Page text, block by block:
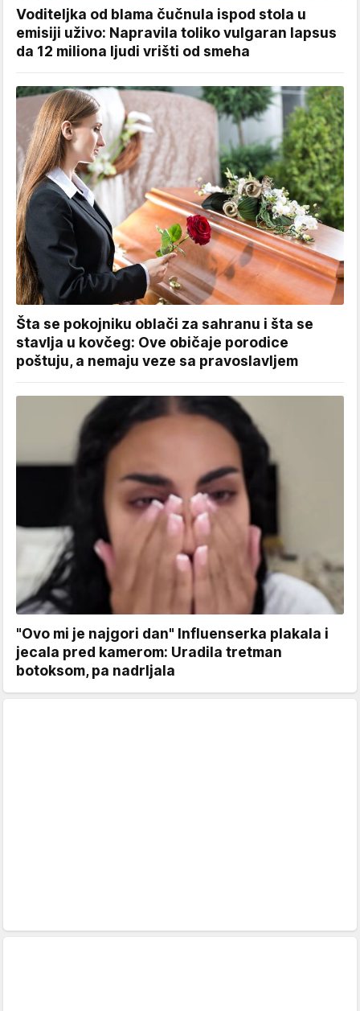
Voditeljka od blama čučnula ispod stola u
emisiji uživo: Napravila toliko vulgaran lapsus
da 12 miliona ljudi vrišti od smeha
Šta se pokojniku oblači za sahranu i šta se
stavlja u kovčeg: Ove običaje porodice
poštuju, a nemaju veze sa pravoslavljem
"Ovo mi je najgori dan" Influenserka plakala i
jecala pred kamerom: Uradila tretman
botoksom, pa nadrljala